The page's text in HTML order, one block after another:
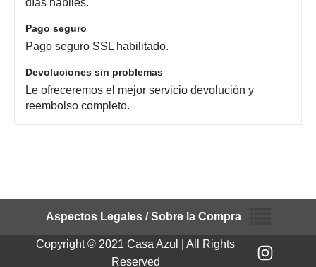
Pago seguro
Pago seguro SSL habilitado.
Devoluciones sin problemas
Le ofreceremos el mejor servicio devolución y
reembolso completo.
Aspectos Legales / Sobre la Compra
Copyright © 2021 Casa Azul | All Rights
Reserved